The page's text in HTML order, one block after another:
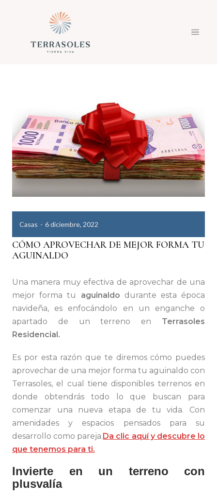
Casas 6 diciembre, 2022
CÓMO APROVECHAR DE MEJOR FORMA TU
AGUINALDO
Una manera muy efectiva de aprovechar de una
mejor forma tu aguinaldo durante esta época
navideña, es enfocándolo en un enganche o
apartado de un terreno en Terrasoles
Residencial.
Es por esta razón que te diremos cómo puedes
aprovechar de una mejor forma tu aguinaldo con
Terrasoles, el cual tiene disponibles terrenos en
donde obtendrás todo lo que buscan para
comenzar una nueva etapa de tu vida. Con
amenidades y espacios pensados para su
desarrollo como pareja.Da clic aquí y descubre lo
que tenemos para ti.
Invierte en un terreno con
plusvalía